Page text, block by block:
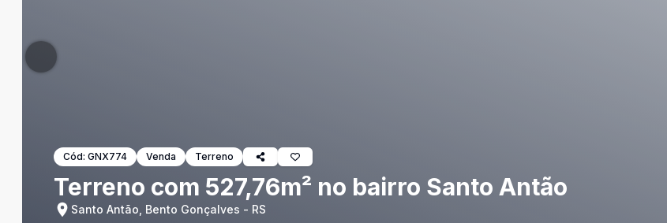
Cód: GNX774 Venda Terreno
Terreno com 527,76m² no bairro Santo Antão
Santo Antão, Bento Gonçalves - RS